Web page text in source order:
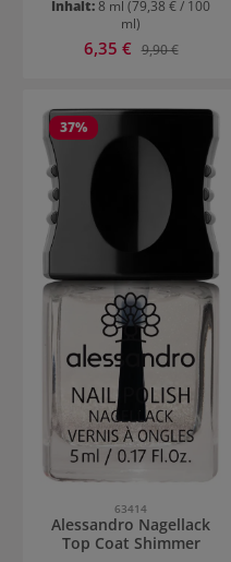
Inhalt:8 ml (79,38 € / 100
ml)
Verkaufspreis:
6,35 € Regulärer Preis:
9,90 €
37%
63414
Alessandro Nagellack
Top Coat Shimmer